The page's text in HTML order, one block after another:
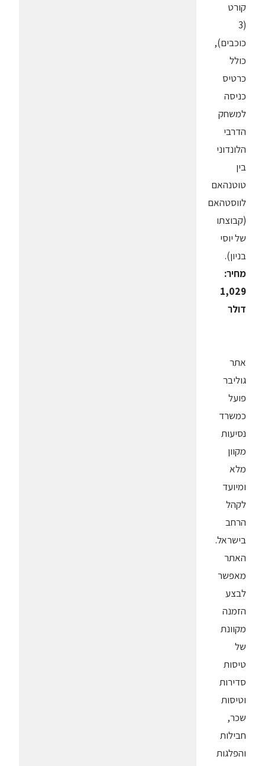
קורט
(3
כוכבים),
כולל
כרטיס
כניסה
למשחק
הדרבי
הלונדוני
בין
טוטנהאם
לווסטהאם
(קבוצתו
של יוסי
בניון).
מחיר:
1,029
דולר
אתר
גוליבר
פועל
כמשרד
נסיעות
מקוון
מלא
ומיועד
לקהל
הרחב
בישראל.
האתר
מאפשר
לבצע
הזמנה
מקוונת
של
טיסות
סדירות
וטיסות
שכר,
חבילות
והפלגות